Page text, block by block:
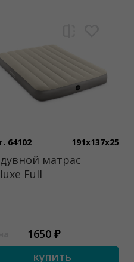
64102 191x137x25
матрас
Full
1650 ₽
купить